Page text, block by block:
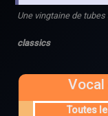
Une vingtaine de
classics
Toutes